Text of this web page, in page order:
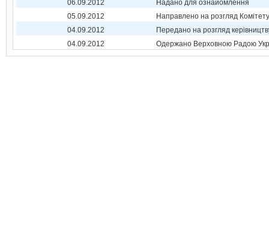
06.09.2012
Надано для ознайомлення
05.09.2012
Направлено на розгляд Комітету
04.09.2012
Передано на розгляд
04.09.2012
Одержано Верховною Радою